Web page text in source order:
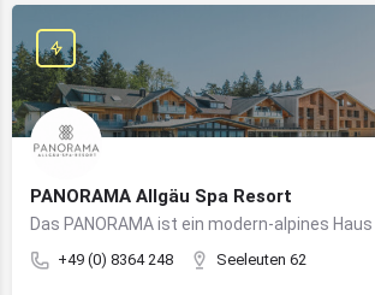
PANORAMA Allgäu Spa Resort
+49 (0) 8364 248 Seeleuten 62